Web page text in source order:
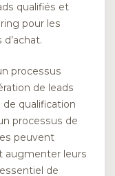
qualifiés et
pour les
processus
de leads
qualification
processus de
peuvent
augmenter leurs
de